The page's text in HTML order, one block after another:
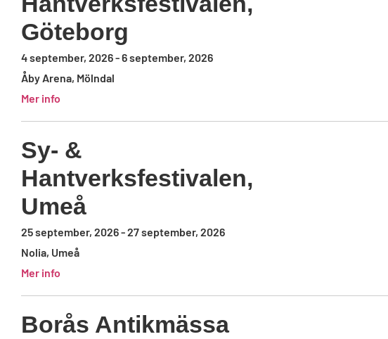
Göteborg
4 september, 2026-6 september, 2026
Åby Arena, Mölndal
Mer info
Sy- &
Hantverksfestivalen,
Umeå
25 september, 2026-27 september, 2026
Nolia, Umeå
Mer info
Borås Antikmässa